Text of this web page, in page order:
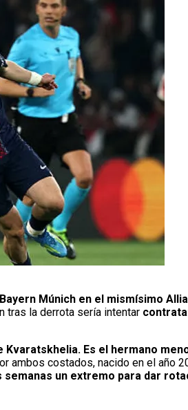
Múnich en el mismísimo
tras la derrota sería intentar
Kvaratskhelia. Es el hermano
ambos costados, nacido en el año
semanas un extremo para dar